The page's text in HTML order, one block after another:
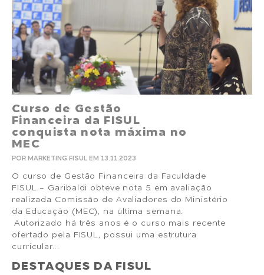
Curso de Gestão
Financeira da FISUL
conquista nota máxima no
MEC
POR MARKETING FISUL EM 13.11.2023
O curso de Gestão Financeira da Faculdade
FISUL - Garibaldi obteve nota 5 em avaliação
realizada Comissão de Avaliadores do Ministério
da Educação (MEC), na última semana.
Autorizado há três anos é o curso mais recente
ofertado pela FISUL, possui uma estrutura
curricular...
DESTAQUES DA FISUL